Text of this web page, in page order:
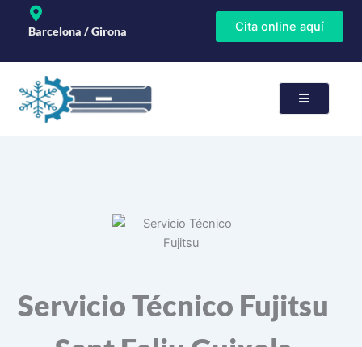
Barcelona / Girona Cita online aquí
Servicio Técnico Fujitsu